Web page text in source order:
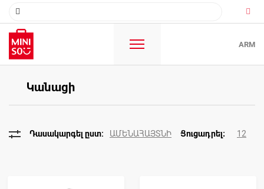
ARM
Կանացի
ԱՄԵՆԱՀԱՅՏՆԻ 12